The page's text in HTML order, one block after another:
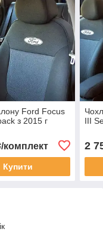
Ford Focus
з 2015 г
Купити
III
2